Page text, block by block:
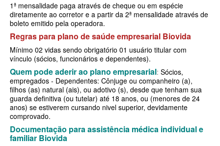
UNIHOSP PLANO DE SAÚDE INDIVIDUAL
UNIMED GUARULHOS PLANO DE SAÚDE INDIVIDUAL
PLANO DE SAÚDE FAMILIAR
BLUE MED PLANO DE SAÚDE FAMILIAR
BIOVIDA PLANO DE SAÚDE FAMILIAR
CRUZ AZUL PLANO DE SAÚDE FAMILIAR
CUIDAR ME PLANO DE SAÚDE FAMILIAR
GNDI PLANO DE SAÚDE FAMILIAR
1ª mensalidade paga através de cheque ou em espécie
diretamente ao corretor e a partir da 2ª mensalidade através de
boleto emitido pela operadora.
Regras para plano de saúde empresarial Biovida
Mínimo 02 vidas sendo obrigatório 01 usuário titular com
vínculo (sócios, funcionários e dependentes).
Quem pode aderir ao plano empresarial: Sócios,
empregados - Dependentes: Cônjuge ou companheiro (a),
filhos (as) natural (ais), ou adotivo (s), desde que tenham sua
guarda definitiva (ou tutelar) até 18 anos, ou (menores de 24
anos) se estiverem cursando nivel superior, devidamente
comprovado.
Documentação para assistência médica individual e
familiar Biovida